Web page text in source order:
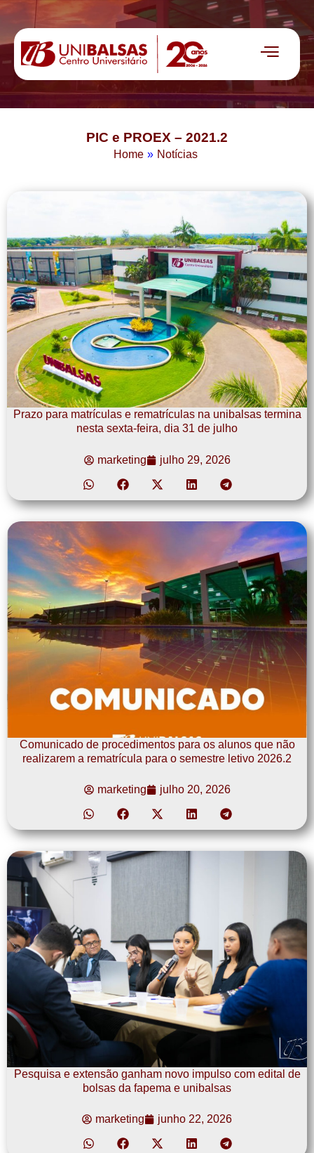
PIC e PROEX – 2021.2
Home » Notícias
Prazo para matrículas e rematrículas na unibalsas termina
nesta sexta-feira, dia 31 de julho
marketing julho 29, 2026
Comunicado de procedimentos para os alunos que não
realizarem a rematrícula para o semestre letivo 2026.2
marketing julho 20, 2026
Pesquisa e extensão ganham novo impulso com edital de
bolsas da fapema e unibalsas
marketing junho 22, 2026